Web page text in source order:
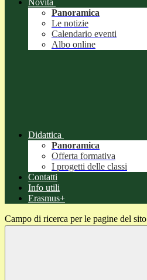
Novità
Panoramica
Le notizie
Calendario eventi
Albo online
Didattica
Panoramica
Offerta formativa
I progetti delle classi
Contatti
Info utili
Erasmus+
Campo di ricerca per le pagine del sito